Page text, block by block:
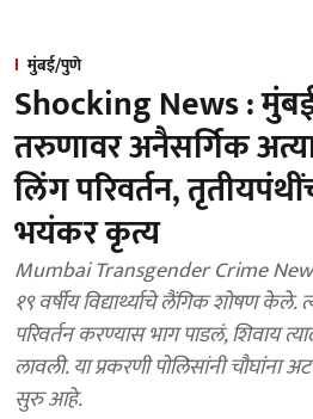
मुंबई/पुणे
Shocking News :
तरुणावर अनैसर्गिक
लिंग परिवर्तन,
भयंकर कृत्य
Mumbai Transgender Crime
१९ वर्षीय विद्यार्थ्याचे लैंगिक शोषण
परिवर्तन करण्यास भाग पाडलं, शिवाय
लावली. या प्रकरणी पोलिसांनी
सुरु आहे.